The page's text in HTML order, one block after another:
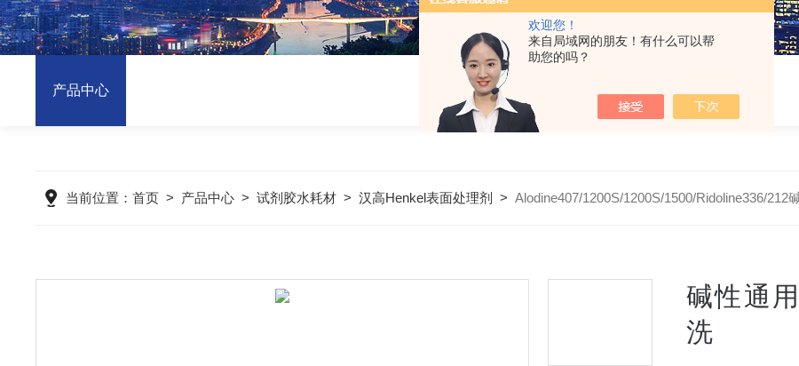
欢迎您！
来自局域网的朋友！有什么可以帮
助您的吗？
产品中心
当前位置：首页 > 产品中心 >试剂胶水耗材 >汉高Henkel表面处理剂 >Alodine407/1200S/1200S/1500/Ridoline336/
碱性通
洗